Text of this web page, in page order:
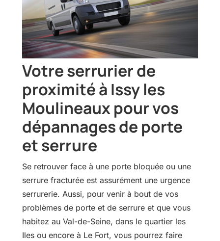
Votre serrurier de
proximité à Issy les
Moulineaux pour vos
dépannages de porte
et serrure
Se retrouver face à une porte bloquée ou une
serrure fracturée est assurément une urgence
serrurerie. Aussi, pour venir à bout de vos
problèmes de porte et de serrure et que vous
habitez au Val-de-Seine, dans le quartier les
Iles ou encore à Le Fort, vous pourrez faire